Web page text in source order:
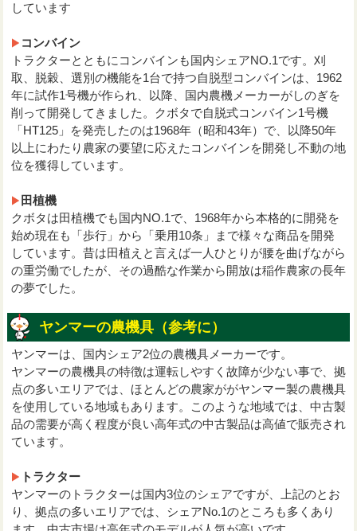
しています
コンバイン
トラクターとともにコンバインも国内シェアNO.1です。刈
取、脱穀、選別の機能を1台で持つ自脱型コンバインは、1962
年に試作1号機が作られ、以降、国内農機メーカーがしのぎを
削って開発してきました。クボタで自脱式コンバイン1号機
「HT125」を発売したのは1968年（昭和43年）で、以降50年
以上にわたり農家の要望に応えたコンバインを開発し不動の地
位を獲得しています。
田植機
クボタは田植機でも国内NO.1で、1968年から本格的に開発を
始め現在も「歩行」から「乗用10条」まで様々な商品を開発
しています。昔は田植えと言えば一人ひとりが腰を曲げながら
の重労働でしたが、その過酷な作業から開放は稲作農家の長年
の夢でした。
ヤンマーの農機具（参考に）
ヤンマーは、国内シェア2位の農機具メーカーです。
ヤンマーの農機具の特徴は運転しやすく故障が少ない事で、拠
点の多いエリアでは、ほとんどの農家ががヤンマー製の農機具
を使用している地域もあります。このような地域では、中古製
品の需要が高く程度が良い高年式の中古製品は高値で販売され
ています。
トラクター
ヤンマーのトラクターは国内3位のシェアですが、上記のとお
り、拠点の多いエリアでは、シェアNo.1のところも多くあり